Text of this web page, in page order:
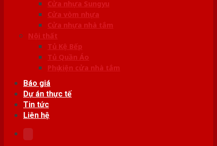
Cửa nhựa Sungyu
Cửa vòm nhựa
Cửa nhựa nhà tắm
Nội thất
Tủ Kệ Bếp
Tủ Quần Áo
Phụ kiện cửa nhà tắm
Báo giá
Dự án thực tế
Tin tức
Liên hệ